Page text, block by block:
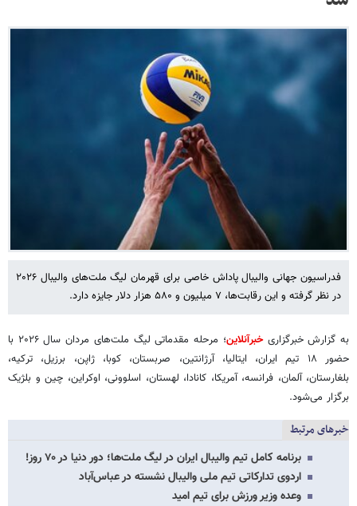
فدراسیون جهانی والیبال پاداش خاصی برای قهرمان لیگ ملت‌های والیبال ۲۰۲۶
در نظر گرفته و این رقابت‌ها، ۷ میلیون و ۵۸۰ هزار دلار جایزه دارد.
به گزارش خبرگزاریخبرآنلاین
؛ مرحله مقدماتی لیگ ملت‌های مردان سال ۲۰۲۶ با
حضور ۱۸ تیم ایران، ایتالیا، آرژانتین، صربستان، کوبا، ژاپن، برزیل، ترکیه،
بلغارستان، آلمان، فرانسه، آمریکا، کانادا، لهستان، اسلوونی، اوکراین، چین و بلژیک
برگزار می‌شود.
خبرهای مرتبط
برنامه کامل تیم والیبال ایران در لیگ ملت‌ها؛ دور دنیا در ۷۰ روز!
اردوی تدارکاتی تیم ملی والیبال نشسته در عباس‌آباد
وعده وزیر ورزش برای تیم امید